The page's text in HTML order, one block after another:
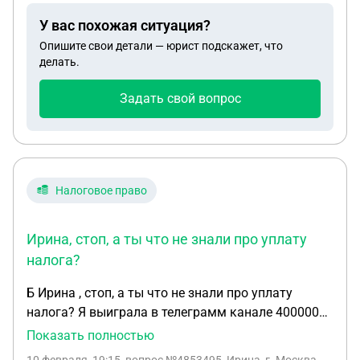
обратиться с жалобой?
У вас похожая ситуация?
Опишите свои детали — юрист подскажет, что
делать.
Задать свой вопрос
Налоговое право
Ирина, стоп, а ты что не знали про уплату
налога?
Б Ирина , стоп, а ты что не знали про уплату
налога? Я выиграла в телеграмм канале 400000
тыс руб мне сказали что банк поставил блок
Показать полностью